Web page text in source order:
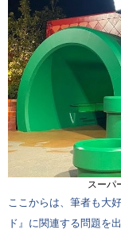
スーパ
ここからは、筆者も大
ド』に関連する問題を